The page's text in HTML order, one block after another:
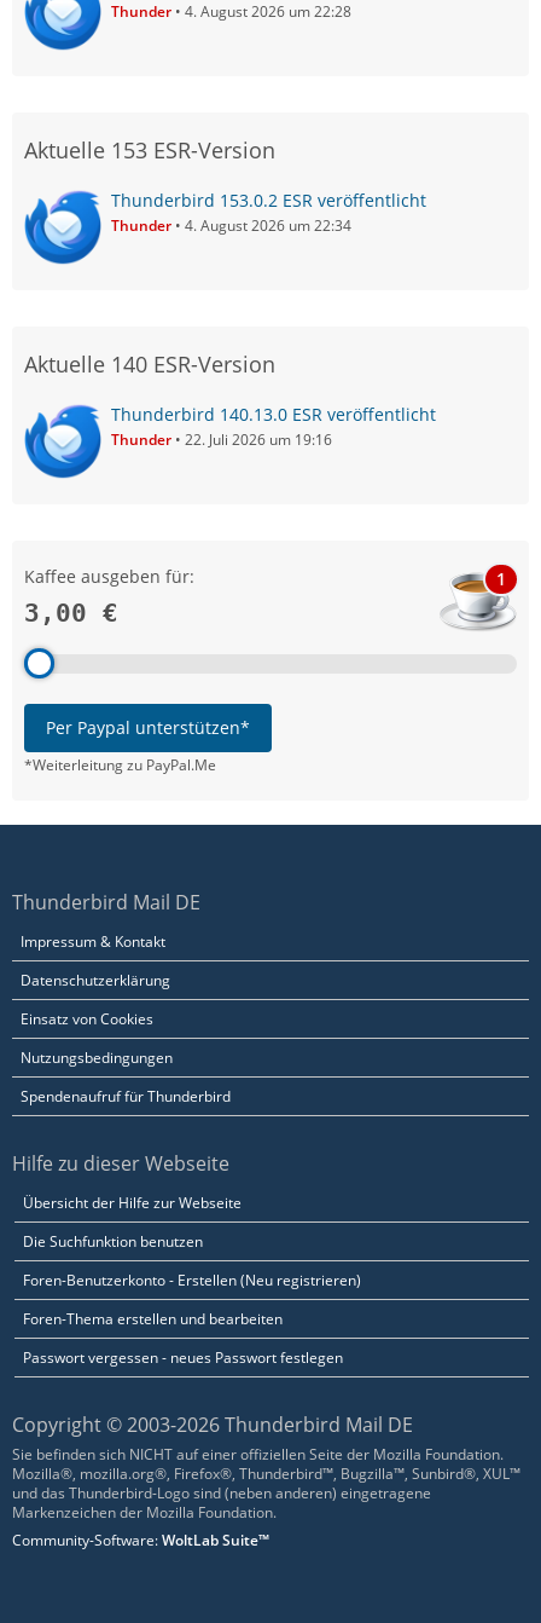
Thunder 4. August 2026 um 22:28
Aktuelle 153 ESR-Version
Thunderbird 153.0.2 ESR veröffentlicht
Thunder 4. August 2026 um 22:34
Aktuelle 140 ESR-Version
Thunderbird 140.13.0 ESR veröffentlicht
Thunder 22. Juli 2026 um 19:16
Kaffee ausgeben für:
3,00 €
1
Per Paypal unterstützen*
*Weiterleitung zu PayPal.Me
Thunderbird Mail DE
Impressum & Kontakt
Datenschutzerklärung
Einsatz von Cookies
Nutzungsbedingungen
Spendenaufruf für Thunderbird
Hilfe zu dieser Webseite
Übersicht der Hilfe zur Webseite
Die Suchfunktion benutzen
Foren-Benutzerkonto - Erstellen (Neu registrieren)
Foren-Thema erstellen und bearbeiten
Passwort vergessen - neues Passwort festlegen
Copyright © 2003-2026 Thunderbird Mail DE
Sie befinden sich NICHT auf einer offiziellen Seite der Mozilla Foundation.
Mozilla®, mozilla.org®, Firefox®, Thunderbird™, Bugzilla™, Sunbird®, XUL™
und das Thunderbird-Logo sind (neben anderen) eingetragene
Markenzeichen der Mozilla Foundation.
Community-Software:WoltLab Suite™